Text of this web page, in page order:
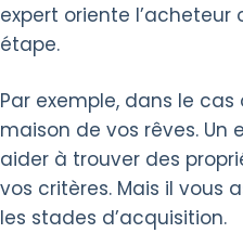
expert oriente
étape.
Par exemple, dans le
maison de vos rêves. Un
aider à trouver des
vos critères. Mais il vous
les stades d’acquisition.